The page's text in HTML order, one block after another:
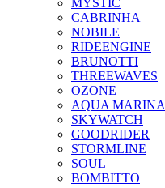
MYSTIC
CABRINHA
NOBILE
RIDEENGINE
BRUNOTTI
THREEWAVES
OZONE
AQUA MARINA
SKYWATCH
GOODRIDER
STORMLINE
SOUL
BOMBITTO